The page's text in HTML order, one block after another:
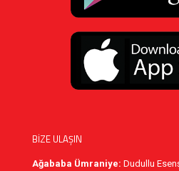
BİZE ULAŞIN
Ağababa Ümraniye: Dudullu